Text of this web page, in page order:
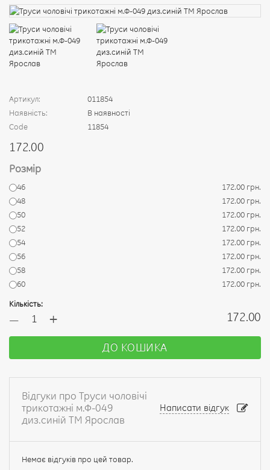
Артикул:
011854
Наявність:
В наявності
Code
11854
172.00
Розмір
46
172.00 грн.
48
172.00 грн.
50
172.00 грн.
52
172.00 грн.
54
172.00 грн.
56
172.00 грн.
58
172.00 грн.
60
172.00 грн.
Кількість:
— + 172.00
ДО КОШИКА
Відгуки про Труси чоловічі
трикотажні м.Ф-049
диз.синій ТМ Ярослав
Написати відгук
Немає відгуків про цей товар.